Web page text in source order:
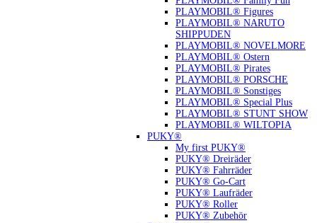
PLAYMOBIL® Figures
PLAYMOBIL® NARUTO
SHIPPUDEN
PLAYMOBIL® NOVELMORE
PLAYMOBIL® Ostern
PLAYMOBIL® Pirates
PLAYMOBIL® PORSCHE
PLAYMOBIL® Sonstiges
PLAYMOBIL® Special Plus
PLAYMOBIL® STUNT SHOW
PLAYMOBIL® WILTOPIA
PUKY®
My first PUKY®
PUKY® Dreiräder
PUKY® Fahrräder
PUKY® Go-Cart
PUKY® Laufräder
PUKY® Roller
PUKY® Zubehör